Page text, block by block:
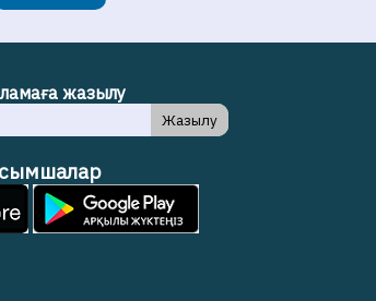
жазылу
Жазылу